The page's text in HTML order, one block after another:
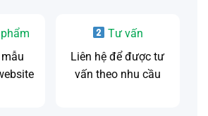
Tư vấn
Liên hệ để được tư
vấn theo nhu cầu